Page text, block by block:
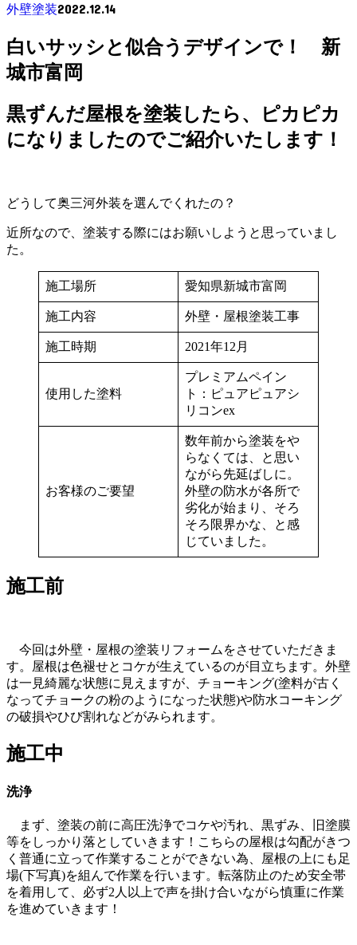
外壁塗装2022.12.14
白いサッシと似合うデザインで！ 新
城市富岡
黒ずんだ屋根を塗装したら、ピカピカ
になりましたのでご紹介いたします！
どうして奥三河外装を選んでくれたの？
近所なので、塗装する際にはお願いしようと思っていまし
た。
施工場所 愛知県新城市富岡
施工内容 外壁・屋根塗装工事
施工時期 2021年12月
使用した塗料
プレミアムペイン
ト：ピュアピュアシ
リコンex
お客様のご要望
数年前から塗装をや
らなくては、と思い
ながら先延ばしに。
外壁の防水が各所で
劣化が始まり、そろ
そろ限界かな、と感
じていました。
施工前
今回は外壁・屋根の塗装リフォームをさせていただきま
す。屋根は色褪せとコケが生えているのが目立ちます。外壁
は一見綺麗な状態に見えますが、チョーキング(塗料が古く
なってチョークの粉のようになった状態)や防水コーキング
の破損やひび割れなどがみられます。
施工中
洗浄
まず、塗装の前に高圧洗浄でコケや汚れ、黒ずみ、旧塗膜
等をしっかり落としていきます！こちらの屋根は勾配がきつ
く普通に立って作業することができない為、屋根の上にも足
場(下写真)を組んで作業を行います。転落防止のため安全帯
を着用して、必ず2人以上で声を掛け合いながら慎重に作業
を進めていきます！